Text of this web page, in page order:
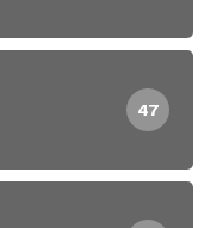
47